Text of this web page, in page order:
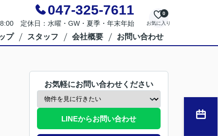
047-325-7611
定休日：水曜・GW・夏季・年末年始 お気に入り
0
プ スタッフ 会社概要 お問い合わせ
お気軽にお問い合わせください
LINEからお問い合わせ